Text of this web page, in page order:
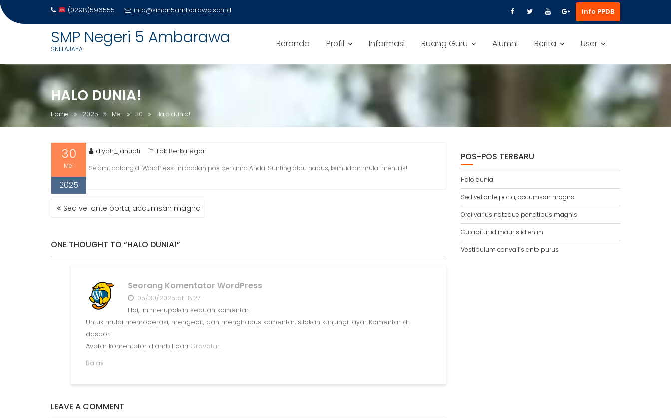
(0298)596555 info@smpn5ambarawa.sch.id Info PPDB
SMP Negeri 5 Ambarawa
SNELAJAYA Beranda Profil Informasi Ruang Guru Alumni Berita User
HALO DUNIA!
Home 2025 Mei 30 Halo dunia!
30
Mei
2025
diyah_januati Tak Berkategori
Selamt datang di WordPress. Ini adalah pos pertama Anda. Sunting atau hapus, kemudian mulai menulis!
NAVIGASI
POSSed vel ante porta, accumsan magna
ONE THOUGHT TO “HALO DUNIA!”
Seorang Komentator WordPress
05/30/2025 at 18:27
Hai, ini merupakan sebuah komentar.
Untuk mulai memoderasi, mengedit, dan menghapus komentar, silakan kunjungi layar Komentar di
dasbor.
Avatar komentator diambil dari Gravatar.
Balas
LEAVE A COMMENT
POS-POS TERBARU
Halo dunia!
Sed vel ante porta, accumsan magna
Orci varius natoque penatibus magnis
Curabitur id mauris id enim
Vestibulum convallis ante purus